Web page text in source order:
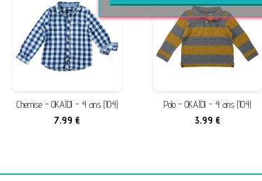
Chemise - OKAÏDI - 4 ans (104)
7,99 €
Polo - OKAÏDI - 4 ans (104)
3,99 €